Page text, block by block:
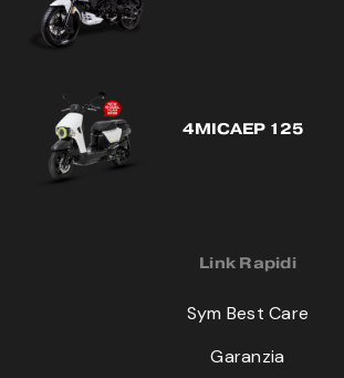
4MICAEP 125
Link Rapidi
Sym Best Care
Garanzia